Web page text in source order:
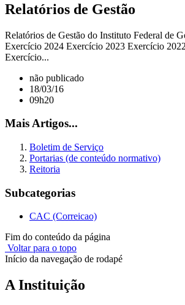
Relatórios de Gestão
Relatórios de Gestão do Instituto Federal de
Exercício 2024 Exercício 2023 Exercício
Exercício...
não publicado
18/03/16
09h20
Mais Artigos...
Boletim de Serviço
Portarias (de conteúdo normativo)
Reitoria
Subcategorias
CAC (Correicao)
Fim do conteúdo da página
Voltar para o topo
Início da navegação de rodapé
A Instituição